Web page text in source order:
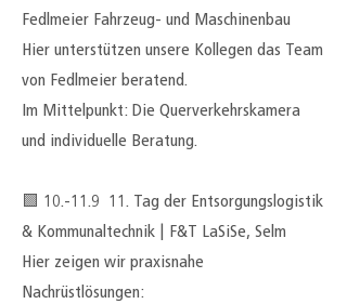
Fedlmeier Fahrzeug- und Maschinenbau
Hier unterstützen unsere Kollegen das Team
von Fedlmeier beratend.
Im Mittelpunkt: Die Querverkehrskamera
und individuelle Beratung.
🟩 10.-11.9 11. Tag der Entsorgungslogistik
& Kommunaltechnik | F&T LaSiSe, Selm
Hier zeigen wir praxisnahe
Nachrüstlösungen: